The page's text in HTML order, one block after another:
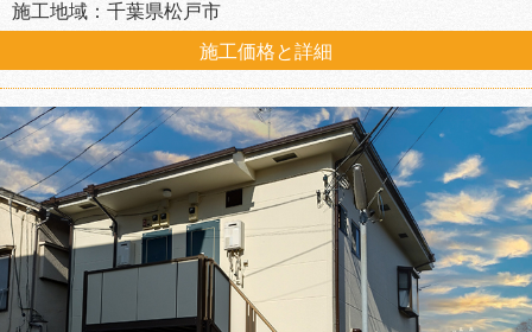
施工地域：千葉県松戸市
施工価格と詳細